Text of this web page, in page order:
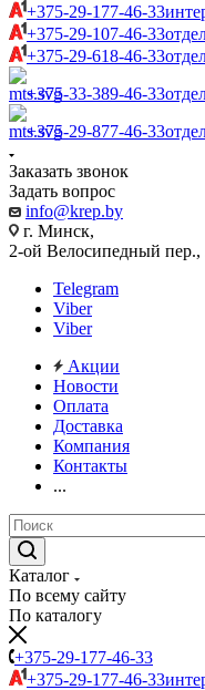
+375-29-177-46-33
+375-29-107-46-33
+375-29-618-46-33
+375-33-389-46-33
+375-29-877-46-33
Заказать звонок
Задать вопрос
info@krep.by
г. Минск,
2-ой Велосипедный пер.,
Telegram
Viber
Viber
Акции
Новости
Оплата
Доставка
Компания
Контакты
...
Каталог
По всему сайту
По каталогу
+375-29-177-46-33
+375-29-177-46-33